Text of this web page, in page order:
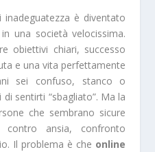
è diventato
una società velocissima.
obiettivi chiari, successo
e una vita perfettamente
sei confuso, stanco o
sentirti “sbagliato”. Ma la
che sembrano sicure
ansia, confronto
Il problema è che online